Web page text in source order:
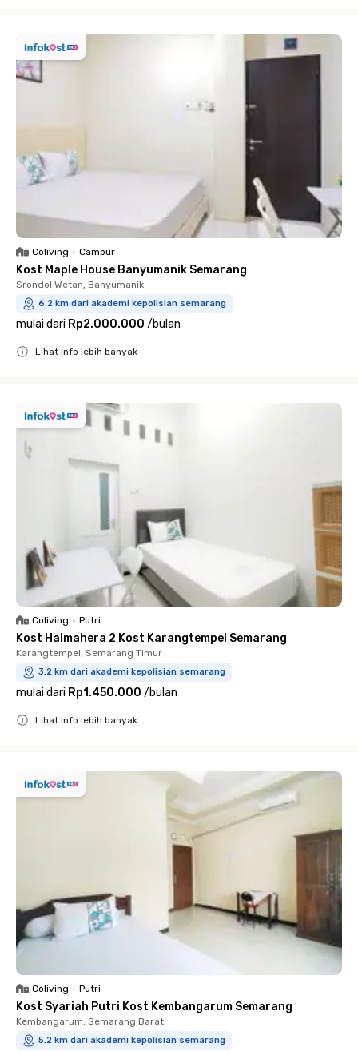
Coliving • Campur
Kost Maple House Banyumanik Semarang
Srondol Wetan, Banyumanik
6.2 km dari akademi kepolisian semarang
mulai dari Rp2.000.000 /bulan
Lihat info lebih banyak
Coliving • Putri
Kost Halmahera 2 Kost Karangtempel Semarang
Karangtempel, Semarang Timur
3.2 km dari akademi kepolisian semarang
mulai dari Rp1.450.000 /bulan
Lihat info lebih banyak
Coliving • Putri
Kost Syariah Putri Kost Kembangarum Semarang
Kembangarum, Semarang Barat
5.2 km dari akademi kepolisian semarang